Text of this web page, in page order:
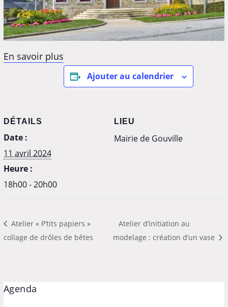
En savoir plus
Ajouter au calendrier
DÉTAILS
Date :
11 avril 2024
Heure :
18h00 - 20h00
LIEU
Mairie de Gouville
Atelier « P’tits papiers »
collage de drôles de bêtes
Atelier d’initiation au
modelage : création d’un vase
Agenda